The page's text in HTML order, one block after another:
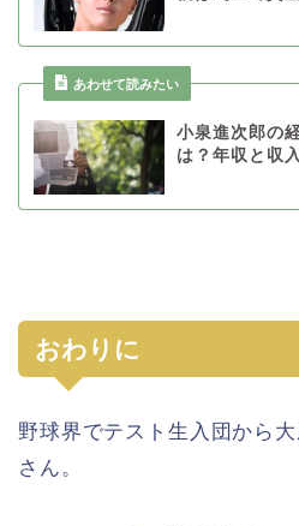
あわせて読みたい
小泉進次郎の
は？年収と収
おわりに
野球界でテスト生入団から
さん。